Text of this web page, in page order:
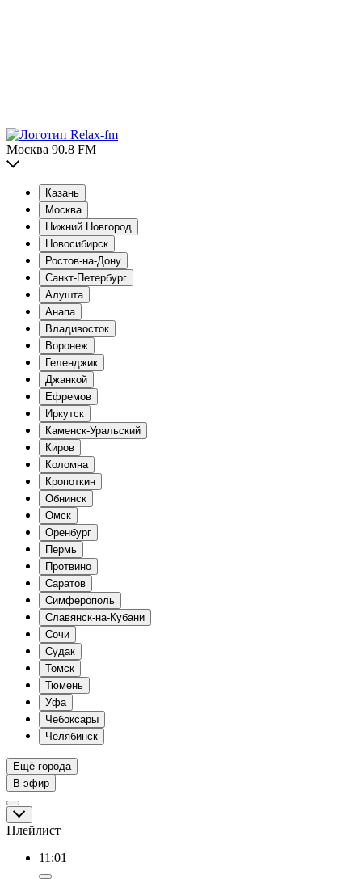
Москва 90.8 FM
Казань
Москва
Нижний Новгород
Новосибирск
Ростов-на-Дону
Санкт-Петербург
Алушта
Анапа
Владивосток
Воронеж
Геленджик
Джанкой
Ефремов
Иркутск
Каменск-Уральский
Киров
Коломна
Кропоткин
Обнинск
Омск
Оренбург
Пермь
Протвино
Саратов
Симферополь
Славянск-на-Кубани
Сочи
Судак
Томск
Тюмень
Уфа
Чебоксары
Челябинск
Ещё города
В эфир
Плейлист
11:01